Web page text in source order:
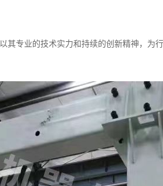
其专业的技术实力和持续的创新精神，为